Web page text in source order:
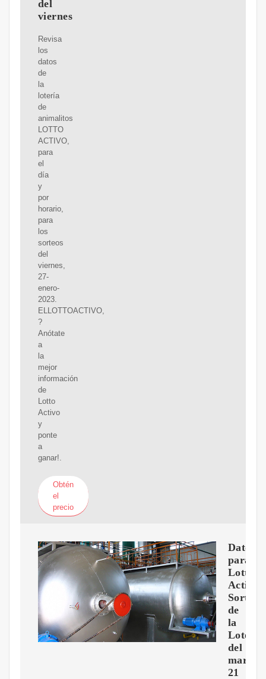
del
viernes
Revisa
los
datos
de
la
lotería
de
animalitos
LOTTO
ACTIVO,
para
el
día
y
por
horario,
para
los
sorteos
del
viernes,
27-
enero-
2023.
ELLOTTOACTIVO,
?
Anótate
a
la
mejor
información
de
Lotto
Activo
y
ponte
a
ganar!.
Obtén
el
precio
Datos
para
Lotto
Activo:
Sorteos
de
la
Lotería
del
martes,
21